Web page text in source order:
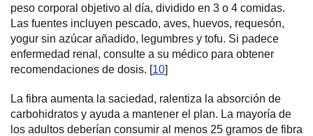
peso corporal objetivo al día, dividido en 3 o 4 comidas.
Las fuentes incluyen pescado, aves, huevos, requesón,
yogur sin azúcar añadido, legumbres y tofu. Si padece
enfermedad renal, consulte a su médico para obtener
recomendaciones de dosis. [10]
La fibra aumenta la saciedad, ralentiza la absorción de
carbohidratos y ayuda a mantener el plan. La mayoría de
los adultos deberían consumir al menos 25 gramos de fibra